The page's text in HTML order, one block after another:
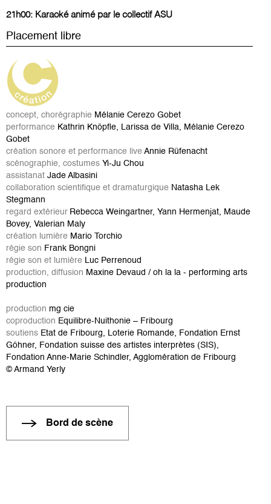
21h00: Karaoké animé par le collectif ASU
Placement libre
concept, chorégraphie Mélanie Cerezo Gobet
performance Kathrin Knöpfle, Larissa de Villa, Mélanie Cerezo
Gobet
création sonore et performance live Annie Rüfenacht
scénographie, costumes Yi-Ju Chou
assistanat Jade Albasini
collaboration scientifique et dramaturgique Natasha Lek
Stegmann
regard extérieur Rebecca Weingartner, Yann Hermenjat, Maude
Bovey, Valerian Maly
création
lumière Mario Torchio
régie son Frank Bongni
régie son et lumière Luc Perrenoud
production, diffusion Maxine Devaud / oh la la - performing arts
production
production mg cie
coproduction Equilibre-Nuithonie – Fribourg
soutiens Etat de Fribourg, Loterie Romande, Fondation Ernst
Göhner, Fondation suisse des artistes interprètes (SIS),
Fondation Anne-Marie Schindler, Agglomération de Fribourg
©Armand Yerly
Bord de scène